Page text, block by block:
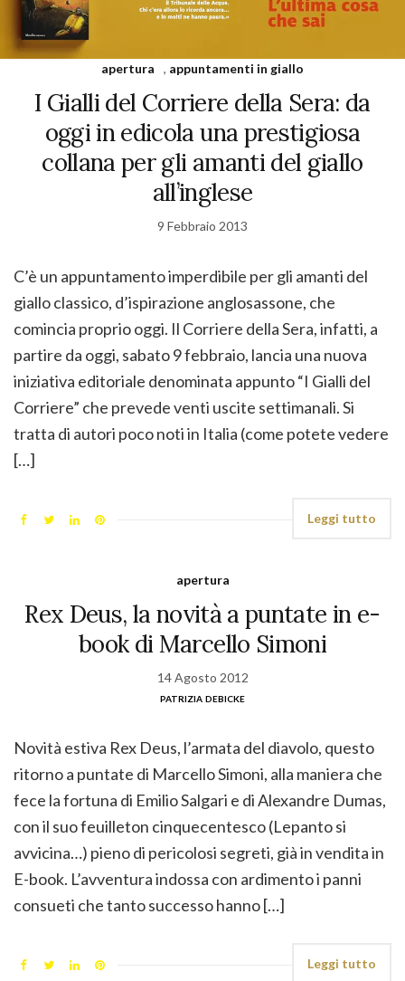
apertura , appuntamenti in giallo
I Gialli del Corriere della Sera: da
oggi in edicola una prestigiosa
collana per gli amanti del giallo
all’inglese
9 Febbraio 2013
C’è un appuntamento imperdibile per gli amanti del
giallo classico, d’ispirazione anglosassone, che
comincia proprio oggi. Il Corriere della Sera, infatti, a
partire da oggi, sabato 9 febbraio, lancia una nuova
iniziativa editoriale denominata appunto “I Gialli del
Corriere” che prevede venti uscite settimanali. Si
tratta di autori poco noti in Italia (come potete vedere
[…]
Leggi tutto
apertura
Rex Deus, la novità a puntate in e-
book di Marcello Simoni
14 Agosto 2012
patrizia debicke
Novità estiva Rex Deus, l’armata del diavolo, questo
ritorno a puntate di Marcello Simoni, alla maniera che
fece la fortuna di Emilio Salgari e di Alexandre Dumas,
con il suo feuilleton cinquecentesco (Lepanto si
avvicina…) pieno di pericolosi segreti, già in vendita in
E-book. L’avventura indossa con ardimento i panni
consueti che tanto successo hanno […]
Leggi tutto